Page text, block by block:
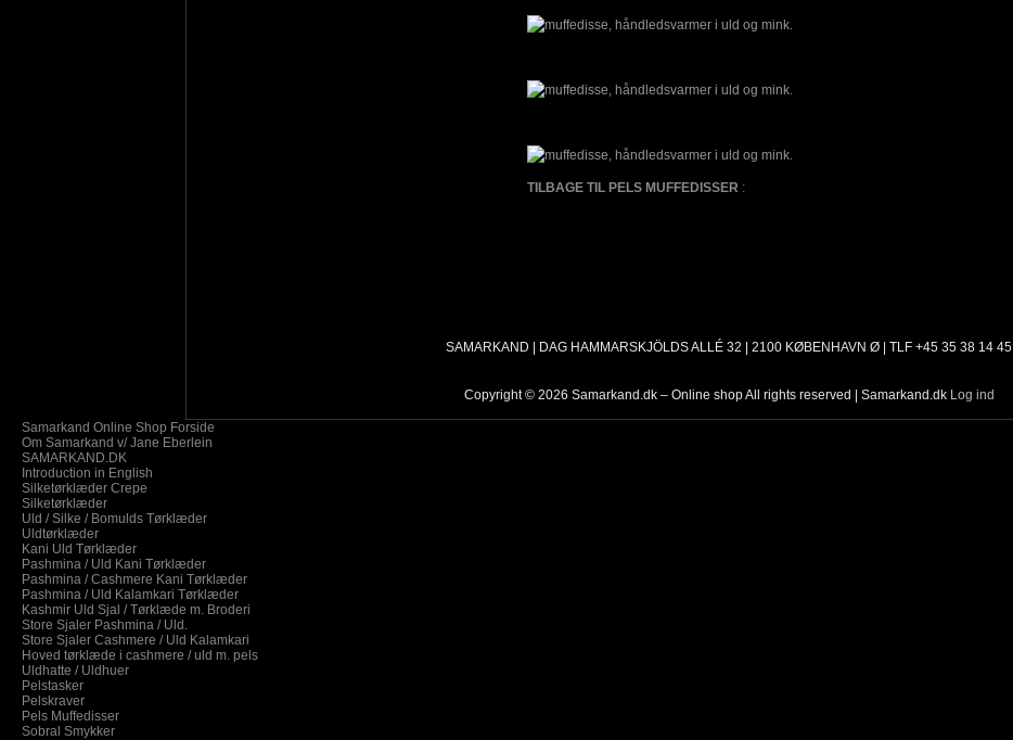
TILBAGE TIL PELS MUFFEDISSER :
SAMARKAND | DAG HAMMARSKJÖLDS ALLÉ 32 | 2100 KØBENHAVN Ø | TLF +45 35 38 14 45
Copyright © 2026 Samarkand.dk – Online shop All rights reserved | Samarkand.dk Log ind
Samarkand Online Shop Forside
Om Samarkand v/ Jane Eberlein
SAMARKAND.DK
Introduction in English
Silketørklæder Crepe
Silketørklæder
Uld / Silke / Bomulds Tørklæder
Uldtørklæder
Kani Uld Tørklæder
Pashmina / Uld Kani Tørklæder
Pashmina / Cashmere Kani Tørklæder
Pashmina / Uld Kalamkari Tørklæder
Kashmir Uld Sjal / Tørklæde m. Broderi
Store Sjaler Pashmina / Uld.
Store Sjaler Cashmere / Uld Kalamkari
Hoved tørklæde i cashmere / uld m. pels
Uldhatte / Uldhuer
Pelstasker
Pelskraver
Pels Muffedisser
Sobral Smykker